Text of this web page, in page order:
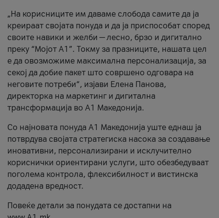
„На корисниците им даваме слобода самите да ја
креираат својата понуда и да ја приспособат според
своите навики и желби — лесно, брзо и дигитално
преку “Мојот А1”. Токму за празниците, нашата цел
е да овозможиме максимална персонализација, за
секој да добие пакет што совршено одговара на
неговите потреби“, изјави Елена Панова,
директорка на маркетинг и дигитална
трансформација во А1 Македонија.
Со најновата понуда А1 Македонија уште еднаш ја
потврдува својата стратегиска насока за создавање
иновативни, персонализирани и исклучително
кориснички ориентирани услуги, што обезбедуваат
поголема контрола, флексибилност и вистинска
додадена вредност.
Повеќе детали за понудата се достапни на